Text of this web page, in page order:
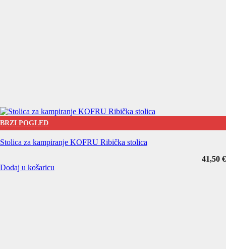
BRZI POGLED
Stolica za kampiranje KOFRU Ribička stolica
41,50 €
Dodaj u košaricu